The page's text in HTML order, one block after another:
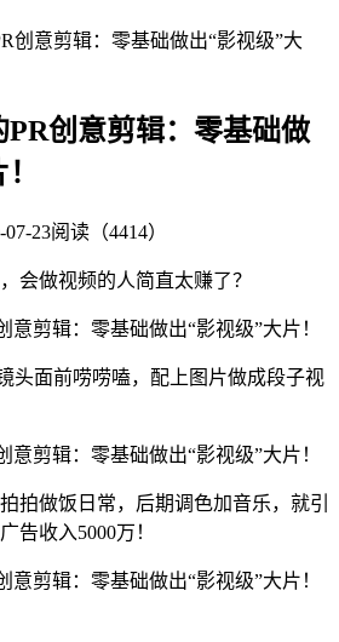
创意剪辑：零基础做出“影视级”大
创意剪辑：零基础做
07-23阅读（4414）
会做视频的人简直太赚了？
头面前唠唠嗑，配上图片做成段子视
拍做饭日常，后期调色加音乐，就引
告收入5000万！